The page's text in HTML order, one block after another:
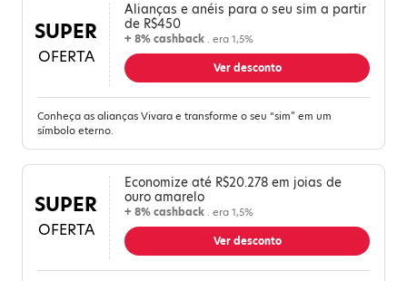
SUPER
OFERTA
Alianças e anéis para o seu sim a partir
de R$450
+ 8% cashback . era 1,5%
Ver desconto
Conheça as alianças Vivara e transforme o seu “sim” em um
símbolo eterno.
SUPER
OFERTA
Economize até R$20.278 em joias de
ouro amarelo
+ 8% cashback . era 1,5%
Ver desconto